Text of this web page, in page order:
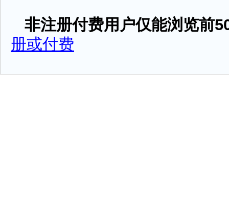
非注册付费用户仅能浏览前
册或付费